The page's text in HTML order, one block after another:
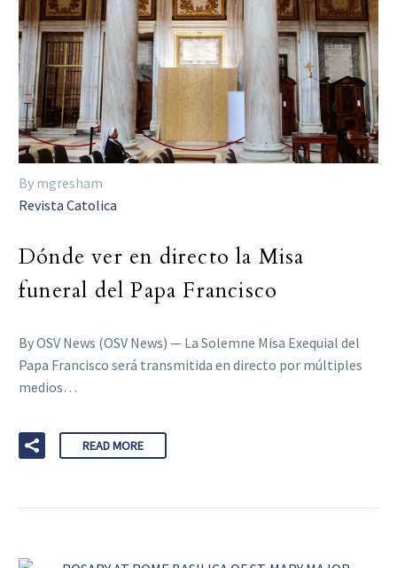
By mgresham
Revista Catolica
Dónde ver en directo la Misa
funeral del Papa Francisco
By OSV News (OSV News) — La Solemne Misa Exequial del
Papa Francisco será transmitida en directo por múltiples
medios…
READ MORE